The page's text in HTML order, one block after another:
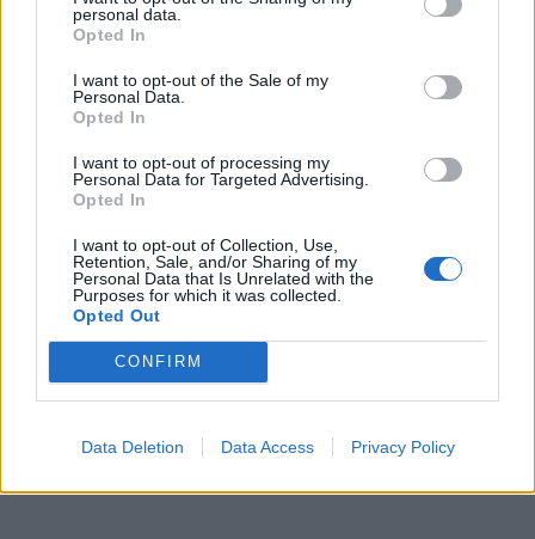
personal data.
Opted In
I want to opt-out of the Sale of my
Personal Data.
Opted In
I want to opt-out of processing my
Personal Data for Targeted Advertising.
Opted In
I want to opt-out of Collection, Use,
Retention, Sale, and/or Sharing of my
Personal Data that Is Unrelated with the
Purposes for which it was collected.
Opted Out
CONFIRM
Data Deletion Data Access Privacy Policy
In evidenza